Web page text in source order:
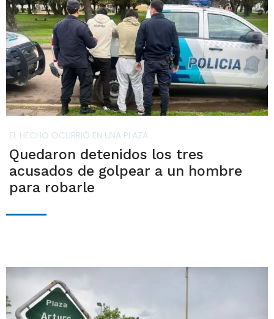
EL HECHO OCURRIÓ EN UNA PLAZA
Quedaron detenidos los tres
acusados de golpear a un hombre
para robarle